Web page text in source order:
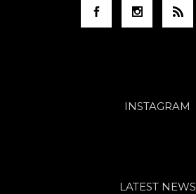
INSTAGRAM
LATEST NEWS